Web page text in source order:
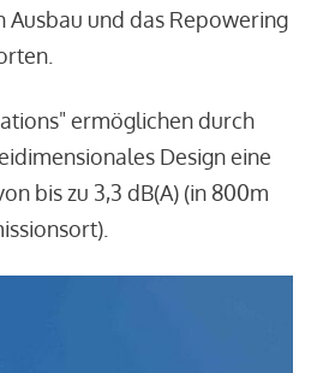
Ausbau und das Repowering
ermöglichen durch
Design eine
bis zu 3,3 dB(A) (in 800m